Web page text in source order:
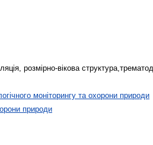
розмірно-вікова
моніторингу та охорони природи
природи